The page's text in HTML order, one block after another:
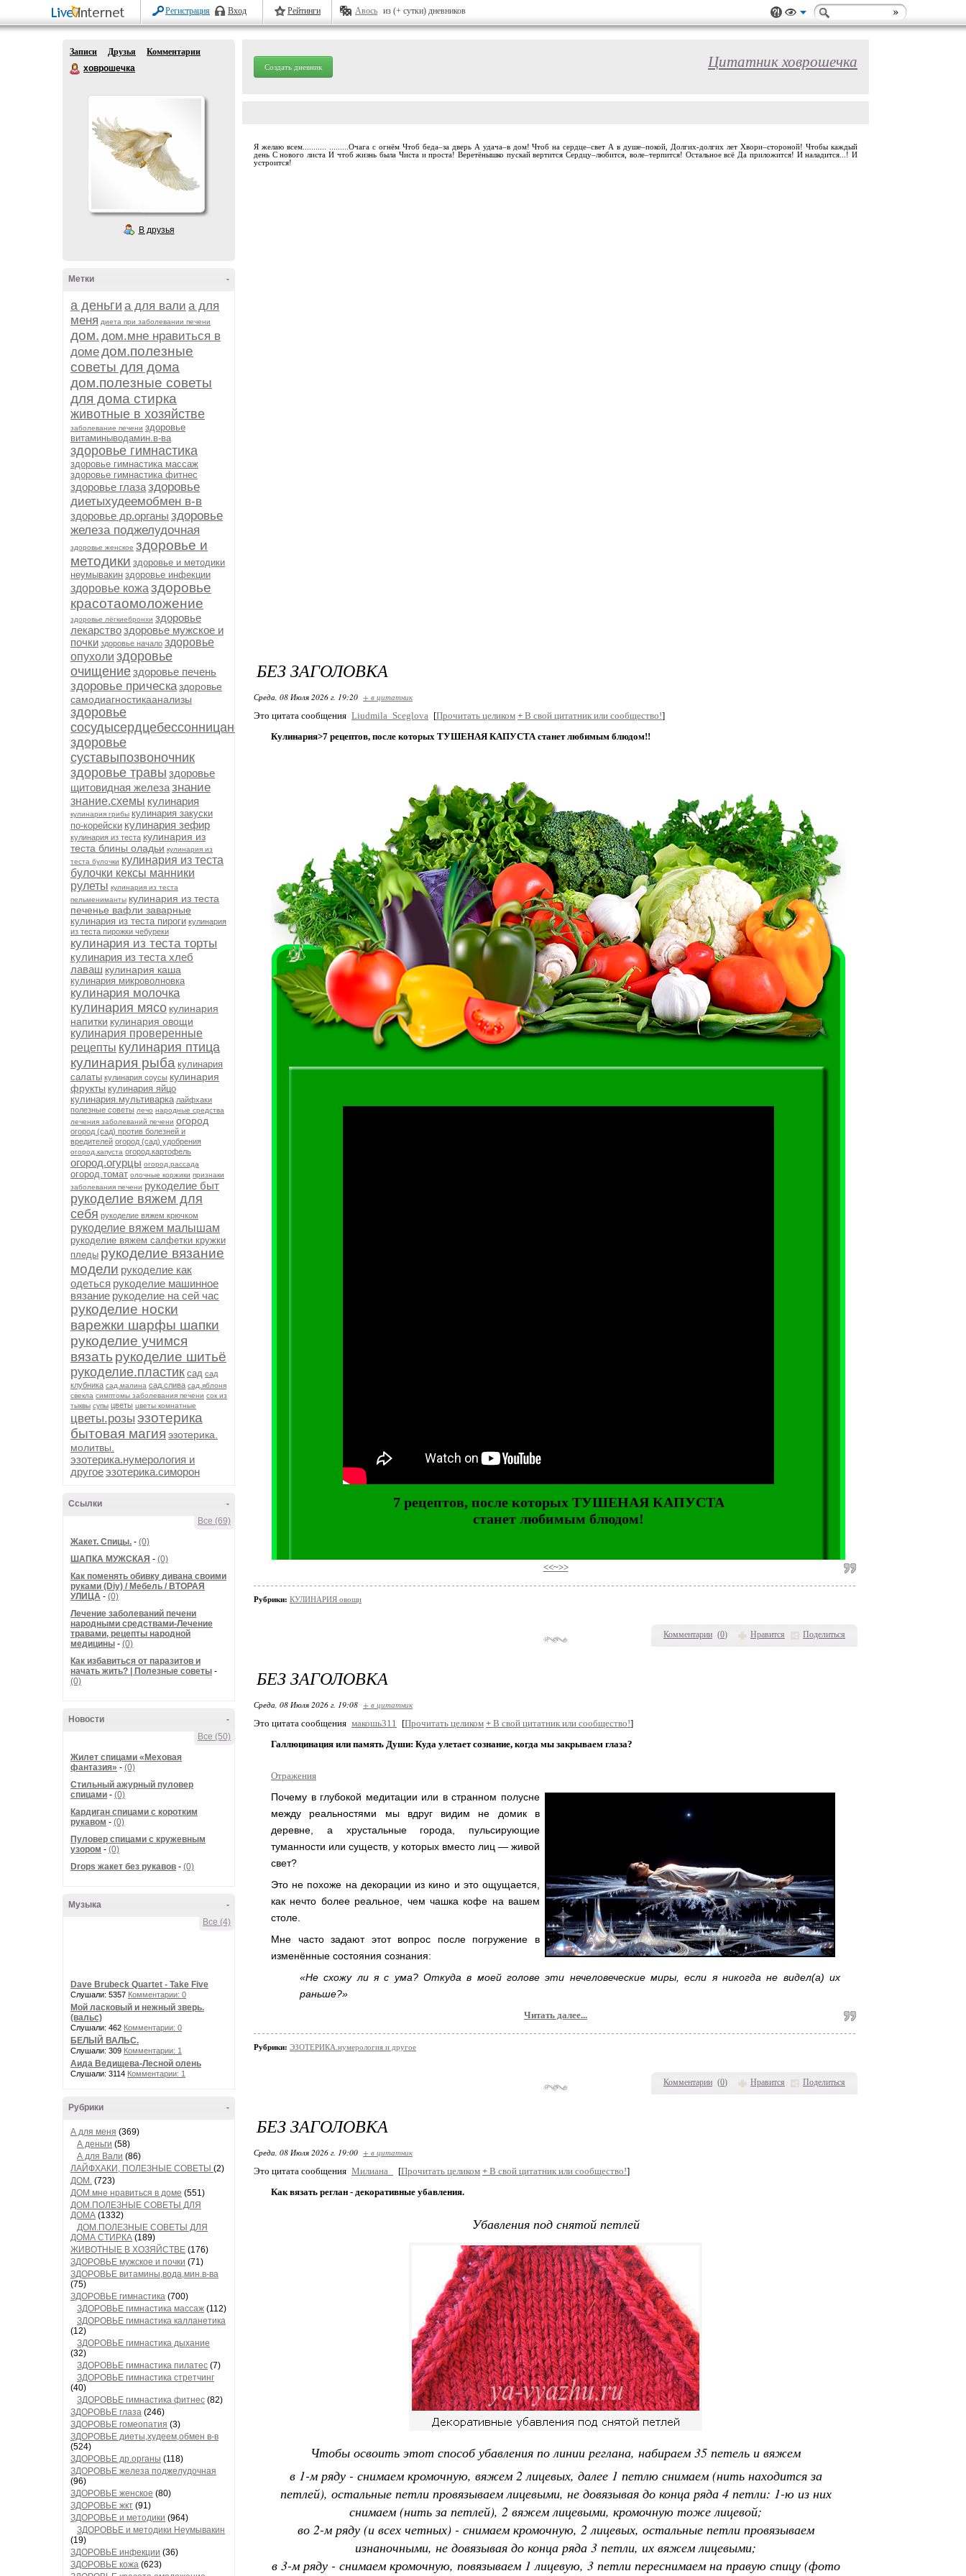
Регистрация Вход Рейтинги Авось из (+ сутки) дневников
Записи Друзья
Комментарии
ховрошечка
В друзья
-
Метки
а деньги а для вали а для
меня диета при заболевании печени
дом. дом.мне нравиться в
домедом.полезные
советы для дома
дом.полезные советы
для дома стирка
животные в хозяйстве
заболевание печени здоровье
витаминыводамин.в-ва
здоровье гимнастика
здоровье гимнастика массаж
здоровье гимнастика фитнес
здоровье глазаздоровье
диетыхудеемобмен в-в
здоровье др.органы здоровье
железа поджелудочная
здоровье женское здоровье и
методики здоровье и методики
неумывакин здоровье инфекции
здоровье кожа здоровье
красотаомоложение
здоровье лёгкиебронхи здоровье
лекарствоздоровье мужское и
почки здоровье начало здоровье
опухоли здоровье
очищениездоровье печень
здоровье прическаздоровье
самодиагностикаанализы
здоровье
сосудысердцебессонницанервыиммунитет
здоровье
суставыпозвоночник
здоровье травы здоровье
щитовидная железазнание
знание.схемы кулинария
кулинария грибы кулинария закуски
по-корейски кулинария зефир
кулинария из теста кулинария из
теста блины оладьи кулинария из
теста булочки кулинария из теста
булочки кексы манники
рулеты кулинария из теста
пельмениманты кулинария из теста
печенье вафли заварные
кулинария из теста пироги кулинария
из теста пирожки чебуреки
кулинария из теста торты
кулинария из теста хлеб
лаваш кулинария каша
кулинария микроволновка
кулинария молочка
кулинария мясо кулинария
напитки кулинария овощи
кулинария проверенные
рецепты кулинария птица
кулинария рыба кулинария
салаты кулинария соусы кулинария
фрукты кулинария яйцо
кулинария.мультиварка лайфхаки
полезные советы лечо народные средства
лечения заболеваний печени огород
огород (сад) против болезней и
вредителей огород (сад) удобрения
огород.капуста огород.картофель
огород.огурцы огород.рассада
огород.томат олочные коржики признаки
заболевания печени рукоделие быт
рукоделие вяжем для
себя рукоделие вяжем крючком
рукоделие вяжем малышам
рукоделие вяжем салфетки кружки
пледы рукоделие вязание
модели рукоделие как
одеться рукоделие машинное
вязание рукоделие на сей час
рукоделие носки
варежки шарфы шапки
рукоделие учимся
вязать рукоделие шитьё
рукоделие.пластик сад сад
клубника сад.малина сад.слива сад.яблоня
свекла симптомы заболевания печени сок из
тыквы супы цветы цветы комнатные
цветы.розы эзотерика
бытовая магия эзотерика.
молитвы.
эзотерика.нумерология и
другоеэзотерика.симорон
-
Ссылки
Все (69)
Жакет. Спицы. - (0)
ШАПКА МУЖСКАЯ - (0)
Как поменять обивку дивана своими
руками (Diy) / Мебель / ВТОРАЯ
УЛИЦА - (0)
Лечение заболеваний печени
народными средствами-Лечение
травами, рецепты народной
медицины - (0)
Как избавиться от паразитов и
начать жить? | Полезные советы -
(0)
-
Новости
Все (50)
Жилет спицами «Меховая
фантазия» - (0)
Стильный ажурный пуловер
спицами - (0)
Кардиган спицами с коротким
рукавом - (0)
Пуловер спицами с кружевным
узором - (0)
Drops жакет без рукавов - (0)
-
Музыка
Все (4)
Dave Brubeck Quartet - Take Five
Слушали: 5357 Комментарии: 0
Мой ласковый и нежный зверь.
(вальс)
Слушали: 462 Комментарии: 0
БЕЛЫЙ ВАЛЬС.
Слушали: 309 Комментарии: 1
Аида Ведищева-Лесной олень
Слушали: 3114 Комментарии: 1
-
Рубрики
А для меня (369)
А деньги (58)
А для Вали (86)
ЛАЙФХАКИ, ПОЛЕЗНЫЕ СОВЕТЫ (2)
ДОМ. (723)
ДОМ.мне нравиться в доме (551)
ДОМ.ПОЛЕЗНЫЕ СОВЕТЫ ДЛЯ
ДОМА (1332)
ДОМ.ПОЛЕЗНЫЕ СОВЕТЫ ДЛЯ
ДОМА СТИРКА (189)
ЖИВОТНЫЕ В ХОЗЯЙСТВЕ (176)
ЗДОРОВЬЕ мужское и почки (71)
ЗДОРОВЬЕ витамины,вода,мин.в-ва
(75)
ЗДОРОВЬЕ гимнастика (700)
ЗДОРОВЬЕ гимнастика массаж (112)
ЗДОРОВЬЕ гимнастика калланетика
(12)
ЗДОРОВЬЕ гимнастика дыхание
(32)
ЗДОРОВЬЕ гимнастика пилатес (7)
ЗДОРОВЬЕ гимнастика стретчинг
(40)
ЗДОРОВЬЕ гимнастика фитнес (82)
ЗДОРОВЬЕ глаза (246)
ЗДОРОВЬЕ гомеопатия (3)
ЗДОРОВЬЕ диеты,худеем,обмен в-в
(524)
ЗДОРОВЬЕ др.органы (118)
ЗДОРОВЬЕ железа поджелудочная
(96)
ЗДОРОВЬЕ женское (80)
ЗДОРОВЬЕ жкт (91)
ЗДОРОВЬЕ и методики (964)
ЗДОРОВЬЕ и методики Неумывакин
(19)
ЗДОРОВЬЕ инфекции (36)
ЗДОРОВЬЕ кожа (623)
Создать дневник Цитатник ховрошечка
Я желаю всем........... .........Очага с огнём Чтоб беда–за дверь А удача–в дом! Чтоб на сердце–свет А в душе–покой, Долгих-долгих лет Хвори–стороной! Чтобы каждый
день С нового листа И чтоб жизнь была Чиста и проста! Веретёнышко пускай вертится Сердцу–любится, воле–терпится! Остальное всё Да приложится! И наладится...! И
устроится!
Комментарии (0) Нравится Поделиться
БЕЗ ЗАГОЛОВКА
Среда, 08 Июля 2026 г. 19:20 + в цитатник
Это цитата сообщения Liudmila_Sceglova [Прочитать целиком + В свой цитатник или сообщество!]
Кулинария>7 рецептов, после которых ТУШЕНАЯ КАПУСТА станет любимым блюдом!!
7 рецептов, после которых ТУШЕНАЯ КАПУСТА
станет любимым блюдом!
<<~>>
Рубрики: КУЛИНАРИЯ овощи
Комментарии (0) Нравится Поделиться
БЕЗ ЗАГОЛОВКА
Среда, 08 Июля 2026 г. 19:08 + в цитатник
Это цитата сообщения макошь311 [Прочитать целиком + В свой цитатник или сообщество!]
Галлюцинация или память Души: Куда улетает сознание, когда мы закрываем глаза?
Отражения
Почему в глубокой медитации или в странном полусне
между реальностями мы вдруг видим не домик в
деревне, а хрустальные города, пульсирующие
туманности или существ, у которых вместо лиц — живой
свет?
Это не похоже на декорации из кино и это ощущается,
как нечто более реальное, чем чашка кофе на вашем
столе.
Мне часто задают этот вопрос после погружение в
изменённые состояния сознания:
«Не схожу ли я с ума? Откуда в моей голове эти нечеловеческие миры, если я никогда не видел(а) их
раньше?»
Читать далее...
Рубрики: ЭЗОТЕРИКА.нумерология и другое
БЕЗ ЗАГОЛОВКА
Среда, 08 Июля 2026 г. 19:00 + в цитатник
Это цитата сообщения Милиана_ [Прочитать целиком + В свой цитатник или сообщество!]
Как вязать реглан - декоративные убавления.
Убавления под снятой петлей
Чтобы освоить этот способ убавления по линии реглана, набираем 35 петель и вяжем
в 1-м ряду - снимаем кромочную, вяжем 2 лицевых, далее 1 петлю снимаем (нить находится за
петлей), остальные петли провязываем лицевыми, не довязывая до конца ряда 4 петли: 1-ю из них
снимаем (нить за петлей), 2 вяжем лицевыми, кромочную тоже лицевой;
во 2-м ряду (и всех четных) - снимаем кромочную, 2 лицевых, остальные петли провязываем
изнаночными, не довязывая до конца ряда 3 петли, их вяжем лицевыми;
в 3-м ряду - снимаем кромочную, повязываем 1 лицевую, 3 петли переснимаем на правую спицу (фото